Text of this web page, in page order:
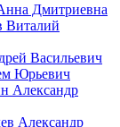
Дмитриевна
Виталий
Васильевич
Юрьевич
Александр
Александр